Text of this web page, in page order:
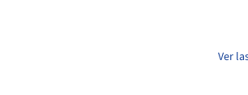
Ver